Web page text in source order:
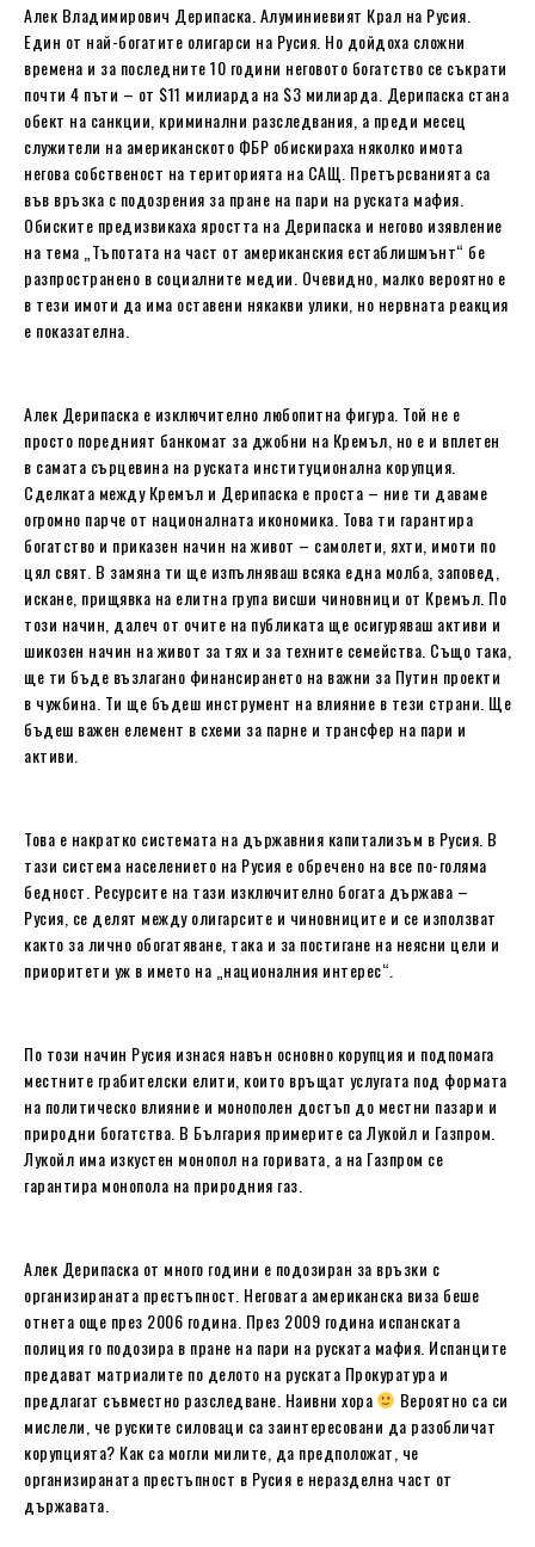
Алек Владимирович Дерипаска. Алуминиевият Крал на Русия.
Един от най-богатите олигарси на Русия. Но дойдоха сложни
времена и за последните 10 години неговото богатство се съкрати
почти 4 пъти – от $11 милиарда на $3 милиарда. Дерипаска стана
обект на санкции, криминални разследвания, а преди месец
служители на американското ФБР обискираха няколко имота
негова собственост на територията на САЩ. Претърсванията са
във връзка с подозрения за пране на пари на руската мафия.
Обиските предизвикаха яростта на Дерипаска и негово изявление
на тема „Тъпотата на част от американския естаблишмънт“ бе
разпространено в социалните медии. Очевидно, малко вероятно е
в тези имоти да има оставени някакви улики, но нервната реакция
е показателна.
Алек Дерипаска е изключително любопитна фигура. Той не е
просто поредният банкомат за джобни на Кремъл, но е и вплетен
в самата сърцевина на руската институционална корупция.
Сделката между Кремъл и Дерипаска е проста – ние ти даваме
огромно парче от националната икономика. Това ти гарантира
богатство и приказен начин на живот – самолети, яхти, имоти по
цял свят. В замяна ти ще изпълняваш всяка една молба, заповед,
искане, прищявка на елитна група висши чиновници от Кремъл. По
този начин, далеч от очите на публиката ще осигуряваш активи и
шикозен начин на живот за тях и за техните семейства. Също така,
ще ти бъде възлагано финансирането на важни за Путин проекти
в чужбина. Ти ще бъдеш инструмент на влияние в тези страни. Ще
бъдеш важен елемент в схеми за парне и трансфер на пари и
активи.
Това е накратко системата на държавния капитализъм в Русия. В
тази система населението на Русия е обречено на все по-голяма
бедност. Ресурсите на тази изключително богата държава –
Русия, се делят между олигарсите и чиновниците и се използват
както за лично обогатяване, така и за постигане на неясни цели и
приоритети уж в името на „националния интерес“.
По този начин Русия изнася навън основно корупция и подпомага
местните грабителски елити, които връщат услугата под формата
на политическо влияние и монополен достъп до местни пазари и
природни богатства. В България примерите са Лукойл и Газпром.
Лукойл има изкустен монопол на горивата, а на Газпром се
гарантира монопола на природния газ.
Алек Дерипаска от много години е подозиран за връзки с
организираната престъпност. Неговата американска виза беше
отнета още през 2006 година. През 2009 година испанската
полиция го подозира в пране на пари на руската мафия. Испанците
предават матриалите по делото на руската Прокуратура и
предлагат съвместно разследване. Наивни хора
Вероятно са си
мислели, че руските силоваци са заинтересовани да разобличат
корупцията? Как са могли милите, да предположат, че
организираната престъпност в Русия е неразделна част от
държавата.